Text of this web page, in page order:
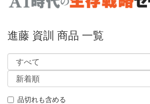
進藤 資訓 商品 一覧
品切れも含める